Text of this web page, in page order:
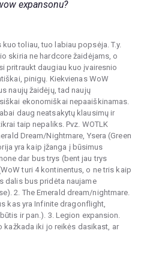
expansonu?
toliau, tuo labiau popsėja. T.y.
skiria ne hardcore žaidėjams, o
pritraukt daugiau kuo įvairesnio
pinigų. Kiekvienas WoW
naujų žaidėjų, tad naujų
ekonomiškai nepaaiškinamas.
daug neatsakytų klausimų ir
taip nepaliks. Pvz. WOTLK
Dream/Nightmare, Ysera (Green
yra kaip įžanga į būsimus
dar bus trys (bent jau trys
turi 4 kontinentus, o ne tris kaip
dalis bus pridėta naujame
2. The Emerald dream/nightmare.
kas yra Infinite dragonflight,
ir pan.). 3. Legion expansion.
kažkada iki jo reikės dasikast, ar